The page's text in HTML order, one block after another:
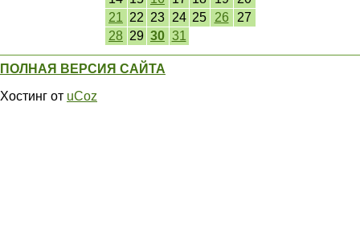
21 22 23 24 25 26
27
28 29 30 31
ПОЛНАЯ ВЕРСИЯ САЙТА
Хостинг от uCoz